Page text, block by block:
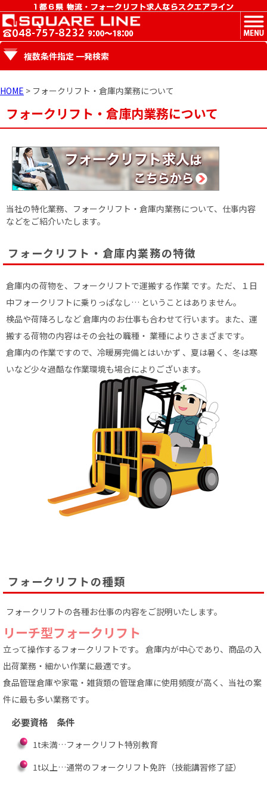
MENU
複数条件指定 一発検索
HOME > フォークリフト・倉庫内業務について
フォークリフト・倉庫内業務について
当社の特化業務、フォークリフト・倉庫内業務について、仕事内容
などをご紹介いたします。
フォークリフト・倉庫内業務の特徴
倉庫内の荷物を、フォークリフトで運搬する作業 です。ただ、１日
中フォークリフトに乗りっぱなし… ということはありません。
検品や荷降ろしなど 倉庫内のお仕事も合わせて行います。また、運
搬する荷物の内容はその会社の職種・ 業種によりさまざまです。
倉庫内の作業ですので、冷暖房完備とはいかず 、夏は暑く、冬は寒
いなど少々過酷な作業環境も場合によりございます。
フォークリフトの種類
フォークリフトの各種お仕事の内容をご説明いたします。
リーチ型フォークリフト
立って操作するフォークリフトです。 倉庫内が中心であり、商品の入
出荷業務・細かい作業に最適です。
食品管理倉庫や家電・雑貨類の管理倉庫に使用頻度が高く、当社の案
件に最も多い業務です。
必要資格 条件
1t未満…フォークリフト特別教育
1t以上…通常のフォークリフト免許 （技能講習修了証）